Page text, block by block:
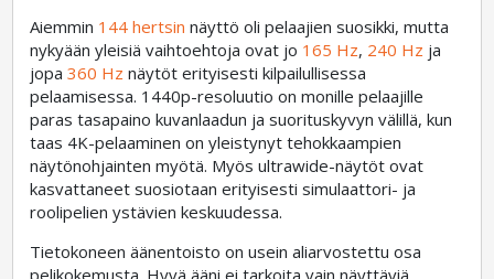
Aiemmin 144 hertsin näyttö oli pelaajien suosikki, mutta
nykyään yleisiä vaihtoehtoja ovat jo 165 Hz, 240 Hz ja
jopa360 Hz näytöt erityisesti kilpailullisessa
pelaamisessa. 1440p-resoluutio on monille pelaajille
paras tasapaino kuvanlaadun ja suorituskyvyn välillä, kun
taas 4K-pelaaminen on yleistynyt tehokkaampien
näytönohjainten myötä. Myös ultrawide-näytöt ovat
kasvattaneet suosiotaan erityisesti simulaattori- ja
roolipelien ystävien keskuudessa.
Tietokoneen äänentoisto on usein aliarvostettu osa